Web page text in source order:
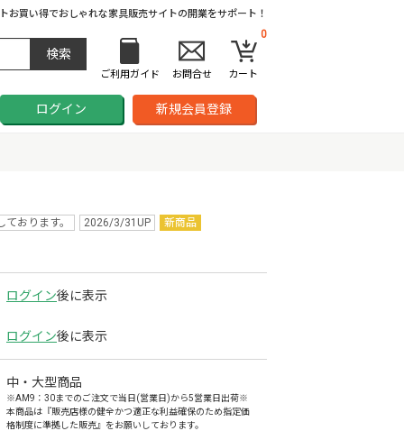
お買い得でおしゃれな家具販売サイトの開業をサポート！
ご利用ガイド お問合せ
0
カート
ログイン 新規会員登録
おります。 2026/3/31UP 新商品
ログイン後に表示
ログイン後に表示
中・大型商品
※AM9：30までのご注文で当日(営業日)から5営業日出荷※
本商品は『販売店様の健全かつ適正な利益確保のため指定価
格制度に準拠した販売』をお願いしております。